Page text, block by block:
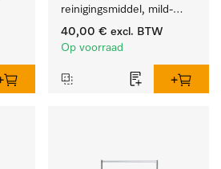
reinigingsmiddel, mild-
alkalisch, 10 kg voor het
reinigen van wit wasgoed
40,00 € excl. BTW
Op voorraad